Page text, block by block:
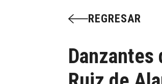
REGRESAR
Danzantes